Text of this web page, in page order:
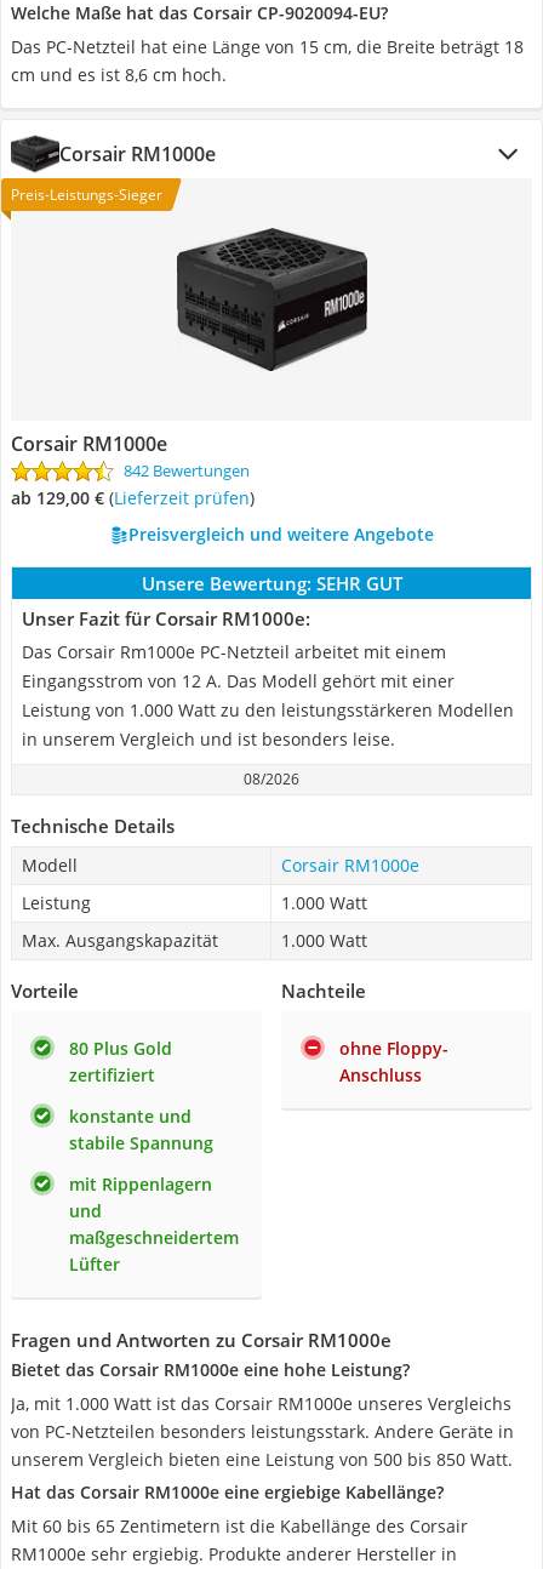
Welche Maße hat das Corsair CP-9020094-EU?
Das PC-Netzteil hat eine Länge von 15 cm, die Breite beträgt 18
cm und es ist 8,6 cm hoch.
Corsair RM1000e
Preis-Leistungs-Sieger
Corsair RM1000e
842 Bewertungen
ab 129,00 € (Lieferzeit prüfen)
Preisvergleich und weitere Angebote
Unsere Bewertung: SEHR GUT
Unser Fazit für Corsair RM1000e:
Das Corsair Rm1000e PC-Netzteil arbeitet mit einem
Eingangsstrom von 12 A. Das Modell gehört mit einer
Leistung von 1.000 Watt zu den leistungsstärkeren Modellen
in unserem Vergleich und ist besonders leise.
08/2026
Technische Details
Modell
Corsair RM1000e
Leistung
1.000 Watt
Max. Ausgangskapazität
1.000 Watt
Vorteile
80 Plus Gold
zertifiziert
konstante und
stabile Spannung
mit Rippenlagern
und
maßgeschneidertem
Lüfter
Nachteile
ohne Floppy-
Anschluss
Fragen und Antworten zu Corsair RM1000e
Bietet das Corsair RM1000e eine hohe Leistung?
Ja, mit 1.000 Watt ist das Corsair RM1000e unseres Vergleichs
von PC-Netzteilen besonders leistungsstark. Andere Geräte in
unserem Vergleich bieten eine Leistung von 500 bis 850 Watt.
Hat das Corsair RM1000e eine ergiebige Kabellänge?
Mit 60 bis 65 Zentimetern ist die Kabellänge des Corsair
RM1000e sehr ergiebig. Produkte anderer Hersteller in